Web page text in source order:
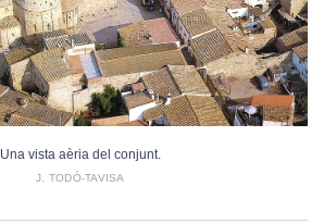
Una vista aèria del conjunt.
J. TODÓ-TAVISA